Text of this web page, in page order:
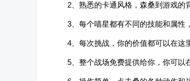
2、熟悉的卡通风格，森桑到游戏的
3、每个喵星都有不同的技能和属性
4、每次挑战，你的价值都可以在这
5、整个战场免费提供给你，你可以